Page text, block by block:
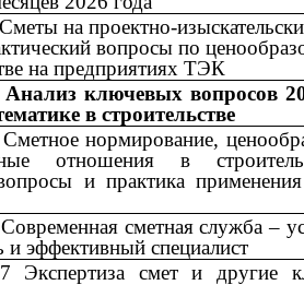
Сметы на проектно-
вопросы по
на предприятиях ТЭК
Анализ ключевых вопросов
в строительстве
нормирование,
отношения в
и практика
сметная служба –
и эффективный специалист
Экспертиза смет и другие